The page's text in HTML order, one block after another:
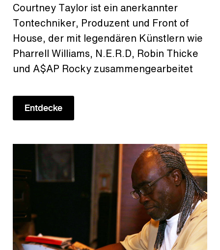
Courtney Taylor ist ein anerkannter
Tontechniker, Produzent und Front of
House, der mit legendären Künstlern wie
Pharrell Williams, N.E.R.D, Robin Thicke
und A$AP Rocky zusammengearbeitet
Entdecke